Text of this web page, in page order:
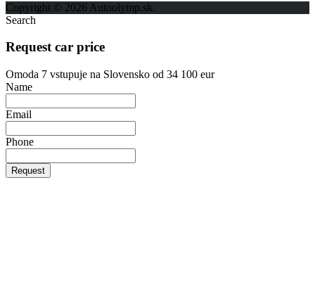
Copyright © 2026 Autoolymp.sk.
Search
Request car price
Omoda 7 vstupuje na Slovensko od 34 100 eur
Name
Email
Phone
Request